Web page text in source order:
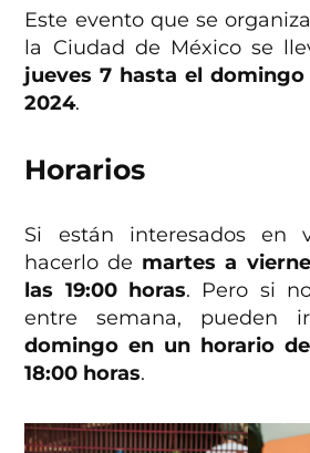
Este evento que se
la Ciudad de México se
jueves 7 hasta el domingo
2024.
Horarios
Si están interesados en
hacerlo de martes a
las 19:00 horas. Pero si
entre semana, pueden
domingo en un horario
18:00 horas.